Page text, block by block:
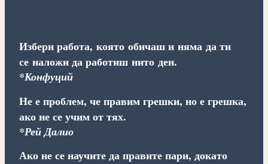
Избери работа, която обичаш и няма да ти
се наложи да работиш нито ден.
*Конфуций
Не е проблем, че правим грешки, но е грешка,
ако не се учим от тях.
*Рей Далио
Ако не се научите да правите пари, докато